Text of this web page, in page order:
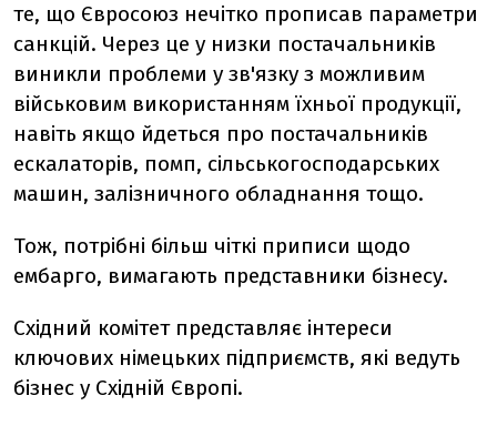
те, що Євросоюз нечітко прописав параметри
санкцій. Через це у низки постачальників
виникли проблеми у зв'язку з можливим
військовим використанням їхньої продукції,
навіть якщо йдеться про постачальників
ескалаторів, помп, сільськогосподарських
машин, залізничного обладнання тощо.
Тож, потрібні більш чіткі приписи щодо
ембарго, вимагають представники бізнесу.
Східний комітет представляє інтереси
ключових німецьких підприємств, які ведуть
бізнес у Східній Європі.